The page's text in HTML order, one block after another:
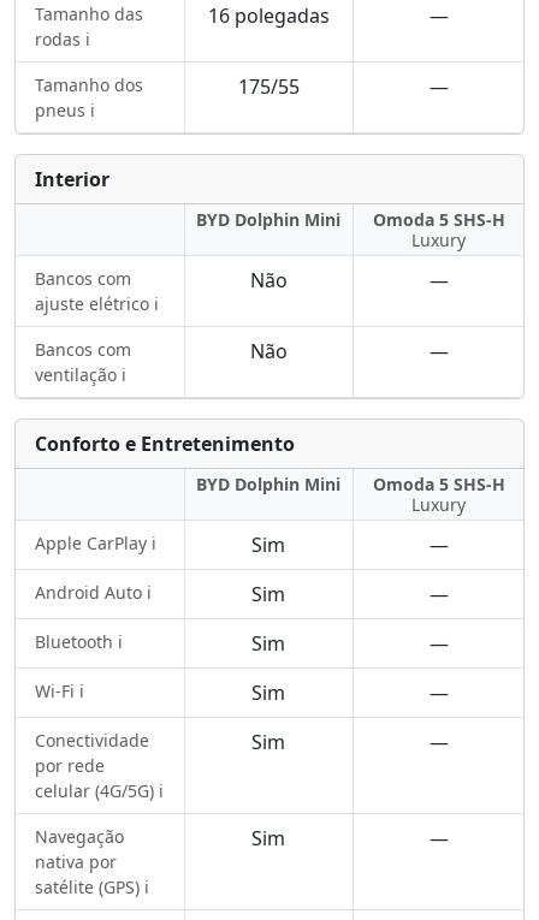
Tamanho das
rodas ℹ️
16 polegadas —
Tamanho dos
pneus ℹ️
175/55 —
Interior
BYD Dolphin Mini
Omoda 5 SHS-H
Luxury
Bancos com
ajuste elétrico ℹ️
Não —
Bancos com
ventilação ℹ️
Não —
Conforto e Entretenimento
BYD Dolphin Mini
Omoda 5 SHS-H
Luxury
Apple CarPlay ℹ️
Sim —
Android Auto ℹ️ Sim —
Bluetooth ℹ️ Sim —
Wi-Fi ℹ️ Sim —
Conectividade
por rede
celular (4G/5G) ℹ️
Sim —
Navegação
nativa por
satélite (GPS) ℹ️
Sim —